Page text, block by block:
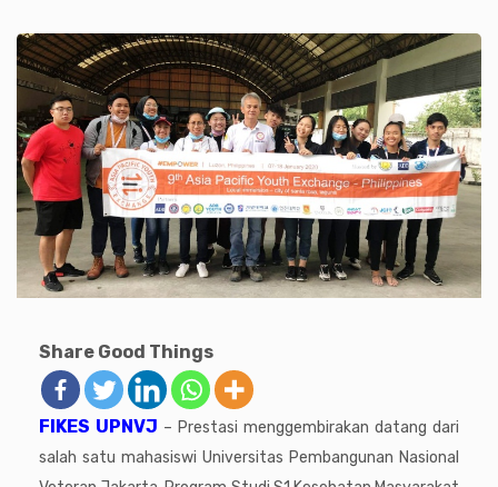
Share Good Things
FIKES UPNVJ – Prestasi menggembirakan datang dari
salah satu mahasiswi Universitas Pembangunan Nasional